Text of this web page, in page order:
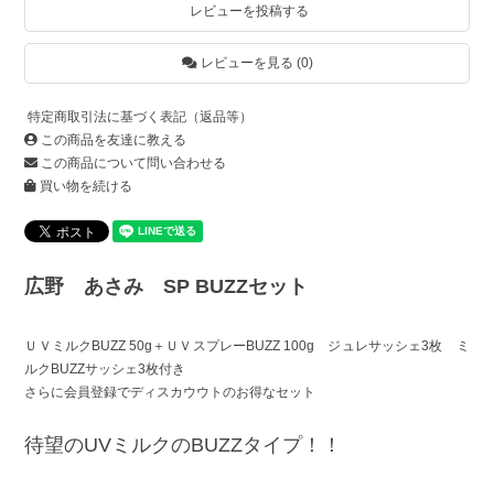
レビューを投稿する
レビューを見る (0)
特定商取引法に基づく表記（返品等）
この商品を友達に教える
この商品について問い合わせる
買い物を続ける
広野 あさみ SP BUZZセット
ＵＶミルクBUZZ 50g＋ＵＶスプレーBUZZ 100g ジュレサッシェ3枚 ミ
ルクBUZZサッシェ3枚付き
さらに会員登録でディスカウウトのお得なセット
待望のUVミルクのBUZZタイプ！！